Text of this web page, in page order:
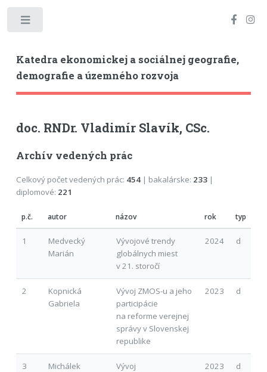
Katedra ekonomickej a sociálnej geografie,
demografie a územného rozvoja
doc. RNDr. Vladimír Slavík, CSc.
Archív vedených prác
Celkový počet vedených prác: 454| bakalárske: 233|
diplomové: 221
p.č. autor názov rok typ
1
Medvecký
Marián
Vývojové trendy
globálnych miest
v 21. storočí
2024 d
2
Kopnická
Gabriela
Vývoj ZMOS-u a jeho
participácie
na reforme verejnej
správy v Slovenskej
republike
2023 d
3
Michálek
Vývoj
2023 d